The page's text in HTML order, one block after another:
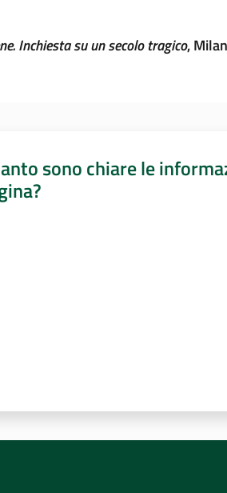
Inchiesta su un secolo tragico,
sono chiare le